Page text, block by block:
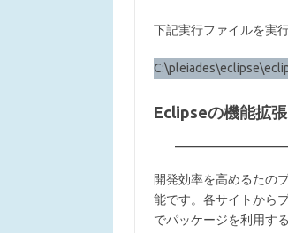
下記実行ファイルを実
Eclipseの機能拡張
開発効率を高めるたの
能です。各サイトから
でパッケージを利用す